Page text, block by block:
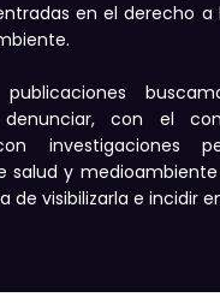
en el derecho
con el
investigaciones
salud y
visibilizarla e incidir